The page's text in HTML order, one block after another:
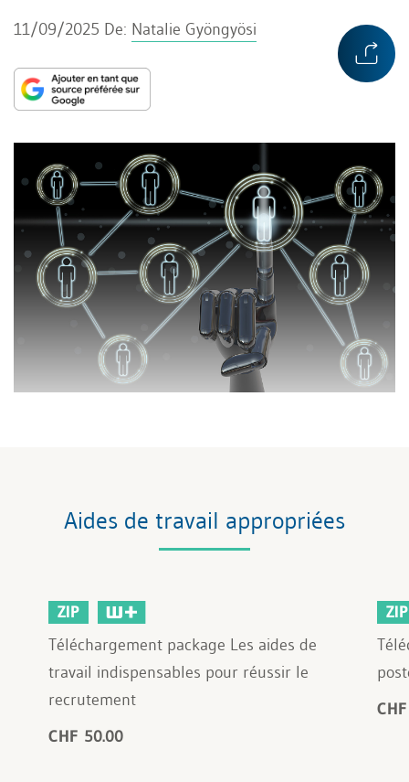
11/09/2025 De: Natalie Gyöngyösi
Aides de travail appropriées
ZIP
Téléchargement package Les aides de
travail indispensables pour réussir le
recrutement
CHF 50.00
ZIP